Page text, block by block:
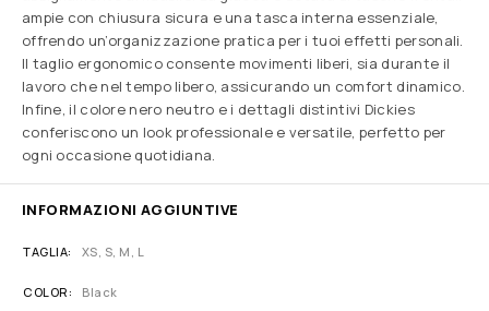
ampie con chiusura sicura e una tasca interna essenziale,
offrendo un’organizzazione pratica per i tuoi effetti personali.
Il taglio ergonomico consente movimenti liberi, sia durante il
lavoro che nel tempo libero, assicurando un comfort dinamico.
Infine, il colore nero neutro e i dettagli distintivi Dickies
conferiscono un look professionale e versatile, perfetto per
ogni occasione quotidiana.
INFORMAZIONI AGGIUNTIVE
TAGLIA XS, S, M, L
COLOR Black